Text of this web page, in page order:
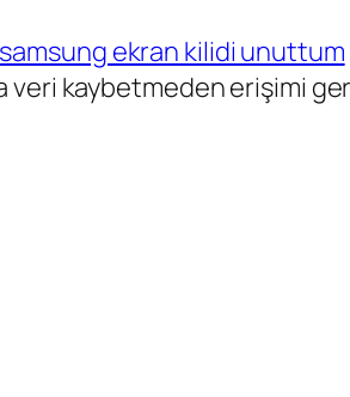
samsung ekran kilidi unuttum
veri kaybetmeden erişimi